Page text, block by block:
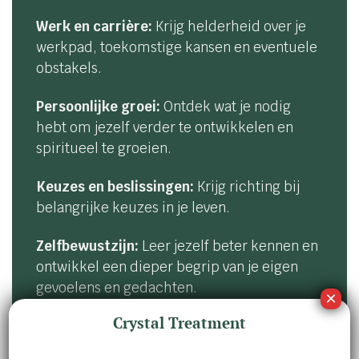
Werk en carrière: Krijg helderheid over je
werkpad, toekomstige kansen en eventuele
obstakels.
Persoonlijke groei: Ontdek wat je nodig
hebt om jezelf verder te ontwikkelen en
spiritueel te groeien.
Keuzes en beslissingen: Krijg richting bij
belangrijke keuzes in je leven.
Zelfbewustzijn: Leer jezelf beter kennen en
ontwikkel een dieper begrip van je eigen
gevoelens en gedachten.
Crystal Treatment